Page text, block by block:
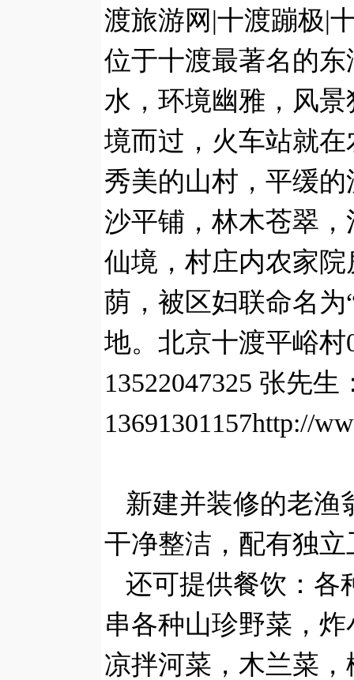
渡旅游网|十渡蹦极|
位于十渡最著名的
水，环境幽雅，风
境而过，火车站就
秀美的山村，平缓
沙平铺，林木苍翠
仙境，村庄内农家
荫，被区妇联命名
地。北京十渡平峪村
13522047325 张先生
13691301157http://
新建并装修的老渔
干净整洁，配有独
还可提供餐饮：各
串各种山珍野菜，
凉拌河菜，木兰菜